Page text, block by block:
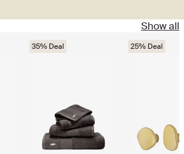
Show all
35% Deal 25% Deal